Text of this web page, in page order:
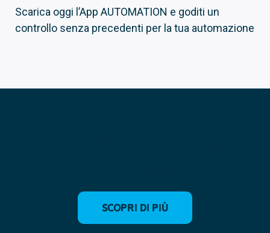
Scarica oggi l’App AUTOMATION e goditi un
controllo senza precedenti per la tua automazione
Scopri di più